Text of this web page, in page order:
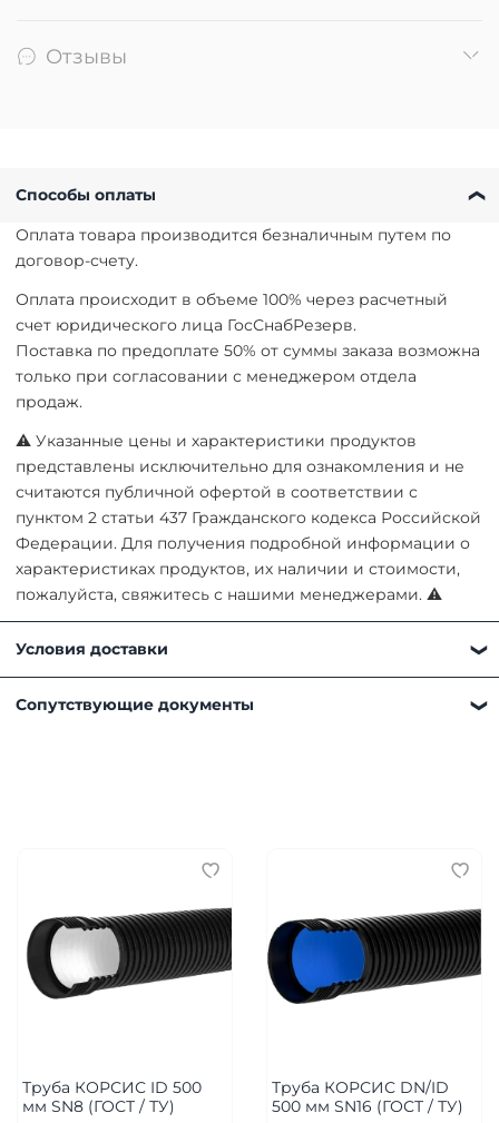
Отзывы
Способы оплаты
Оплата товара производится безналичным путем по
договор-счету.
Оплата происходит в объеме 100% через расчетный
счет юридического лица ГосСнабРезерв.
Поставка по предоплате 50% от суммы заказа возможна
только при согласовании с менеджером отдела
продаж.
⚠ Указанные цены и характеристики продуктов
представлены исключительно для ознакомления и не
считаются публичной офертой в соответствии с
пунктом 2 статьи 437 Гражданского кодекса Российской
Федерации. Для получения подробной информации о
характеристиках продуктов, их наличии и стоимости,
пожалуйста, свяжитесь с нашими менеджерами. ⚠
Условия доставки
способом:
Транспортной компанией в регионы
Итоговая стоимость рассчитывается менеджером
после оформления заказа
Точный адрес доставки вашего объекта.
Сопутствующие документы
Труба КОРСИС ID 500
мм SN8 (ГОСТ / ТУ)
Труба КОРСИС DN/ID
500 мм SN16 (ГОСТ / ТУ)